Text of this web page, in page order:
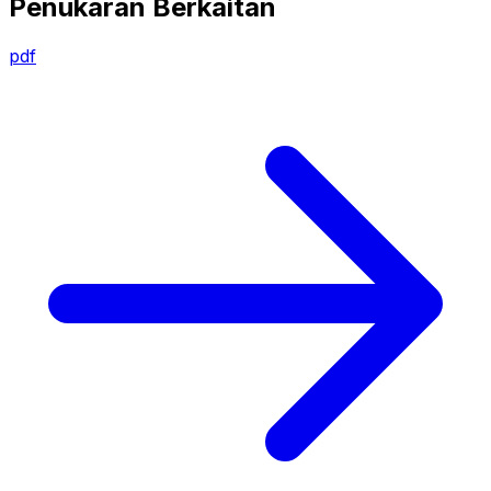
Penukaran Berkaitan
pdf